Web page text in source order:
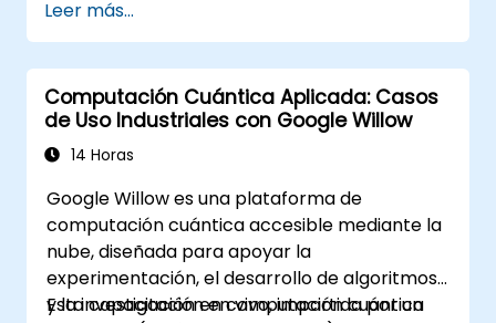
Optimizar modelos de IA utilizando
recursos de computación cuántica.
Superar los desafíos en la escalabilidad e
integración de sistemas de IA cuántica.
Leer más...
Computación Cuántica Aplicada: Casos
de Uso Industriales con Google Willow
14 Horas
Google Willow es una plataforma de
computación cuántica accesible mediante la
nube, diseñada para apoyar la
experimentación, el desarrollo de algoritmos
y la investigación en computación cuántica
Esta capacitación en vivo, impartida por un